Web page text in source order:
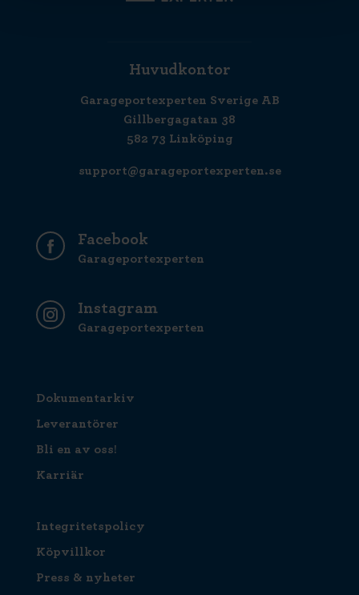
Huvudkontor
Garageportexperten Sverige AB
Gillbergagatan 38
582 73 Linköping
support@garageportexperten.se
Facebook
Garageportexperten
Instagram
Garageportexperten
Dokumentarkiv
Leverantörer
Bli en av oss!
Karriär
Integritetspolicy
Köpvillkor
Press & nyheter